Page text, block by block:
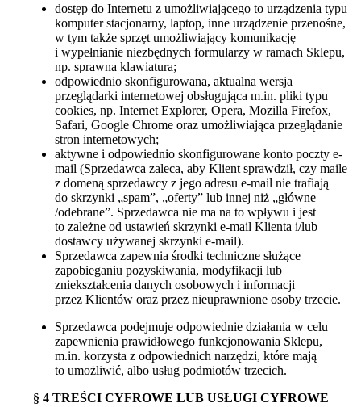
dostęp do Internetu z umożliwiającego to urządzenia typu
komputer stacjonarny, laptop, inne urządzenie przenośne,
w tym także sprzęt umożliwiający komunikację
i wypełnianie niezbędnych formularzy w ramach Sklepu,
np. sprawna klawiatura;
odpowiednio skonfigurowana, aktualna wersja
przeglądarki internetowej obsługująca m.in. pliki typu
cookies, np. Internet Explorer, Opera, Mozilla Firefox,
Safari, Google Chrome oraz umożliwiająca przeglądanie
stron internetowych;
aktywne i odpowiednio skonfigurowane konto poczty e-
mail (Sprzedawca zaleca, aby Klient sprawdził, czy maile
z domeną sprzedawcy z jego adresu e-mail nie trafiają
do skrzynki „spam”, „oferty” lub innej niż „główne
/odebrane”. Sprzedawca nie ma na to wpływu i jest
to zależne od ustawień skrzynki e-mail Klienta i/lub
dostawcy używanej skrzynki e-mail).
Sprzedawca zapewnia środki techniczne służące
zapobieganiu pozyskiwania, modyfikacji lub
zniekształcenia danych osobowych i informacji
przez Klientów oraz przez nieuprawnione osoby trzecie.
Sprzedawca podejmuje odpowiednie działania w celu
zapewnienia prawidłowego funkcjonowania Sklepu,
m.in. korzysta z odpowiednich narzędzi, które mają
to umożliwić, albo usług podmiotów trzecich.
§ 4 TREŚCI CYFROWE LUB USŁUGI CYFROWE